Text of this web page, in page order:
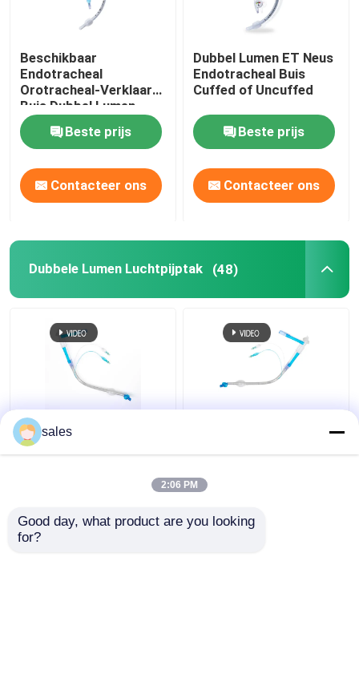
Beschikbaar
Endotracheal
Orotracheal-Verklaard
Buis Dubbel Lumen
ETT ISO13485
Beste prijs
Contacteer ons
Dubbel Lumen ET Neus
Endotracheal Buis
Cuffed of Uncuffed
Beste prijs
Contacteer ons
Dubbele Lumen Luchtpijptak (48)
FR28-FR41
Endotracheal Dubbel
de Lumenbuis Apparaat
sales
2:06 PM
Good day, what product are you looking
for?